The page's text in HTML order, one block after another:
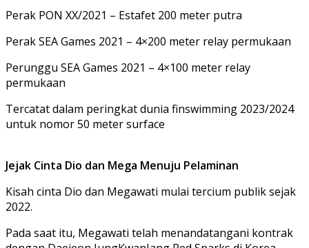
Perak PON XX/2021 – Estafet 200 meter putra
Perak SEA Games 2021 – 4×200 meter relay permukaan
Perunggu SEA Games 2021 – 4×100 meter relay
permukaan
Tercatat dalam peringkat dunia finswimming 2023/2024
untuk nomor 50 meter surface
Jejak Cinta Dio dan Mega Menuju Pelaminan
Kisah cinta Dio dan Megawati mulai tercium publik sejak
2022.
Pada saat itu, Megawati telah menandatangani kontrak